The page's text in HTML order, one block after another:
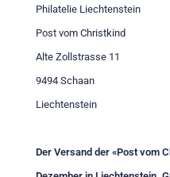
Philatelie Liechtenstein
Post vom Christkind
Alte Zollstrasse 11
9494 Schaan
Liechtenstein
Der Versand der «Post vom